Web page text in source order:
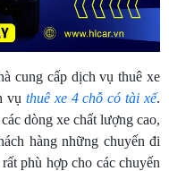
cung cấp dịch vụ thuê xe
vụ thuê xe 4 chỗ có tài xế.
dòng xe chất lượng cao,
hàng những chuyến đi
phù hợp cho các chuyến